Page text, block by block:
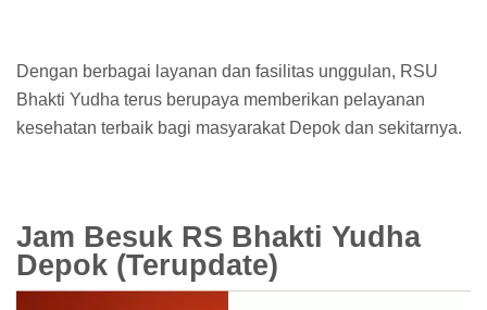
Dengan berbagai layanan dan fasilitas unggulan, RSU
Bhakti Yudha terus berupaya memberikan pelayanan
kesehatan terbaik bagi masyarakat Depok dan sekitarnya.
Jam Besuk RS Bhakti Yudha
Depok (Terupdate)